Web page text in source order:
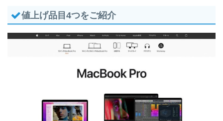
値上げ品目4つをご紹介